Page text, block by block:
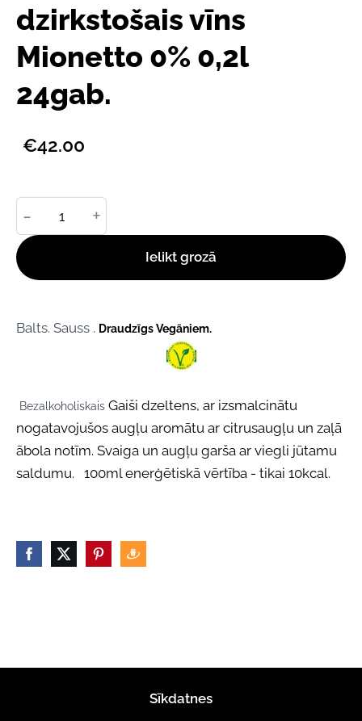
dzirkstošais vīns
Mionetto 0% 0,2l
24gab.
€42.00
- +
Ielikt grozā
Balts. Sauss . Draudzīgs Vegāniem.
Bezalkoholiskais Gaiši dzeltens, ar izsmalcinātu
nogatavojušos augļu aromātu ar citrusaugļu un zaļā
ābola notīm. Svaiga un augļu garša ar viegli jūtamu
saldumu. 100ml enerģētiskā vērtība - tikai 10kcal.
Sīkdatnes